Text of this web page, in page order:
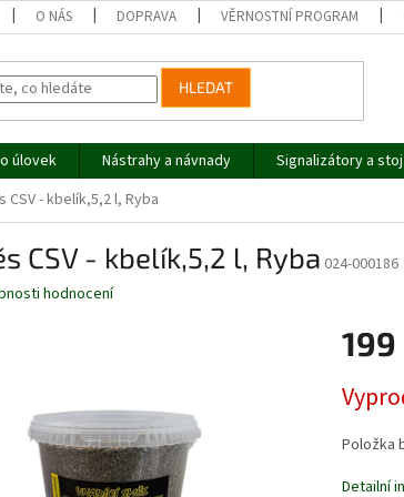
O NÁS DOPRAVA VĚRNOSTNÍ PROGRAM
HLEDAT
úlovek Nástrahy a návnady Signalizátory a
CSV - kbelík,5,2 l, Ryba
CSV - kbelík,5,2 l, Ryba 024-000186
hodnocení
199
cena:
Položka
Detailní